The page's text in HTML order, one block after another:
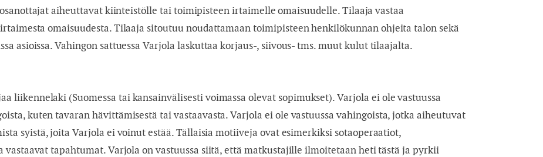
aiheuttavat kiinteistölle tai toimipisteen irtaimelle omaisuudelle. Tilaaja vastaa
omaisuudesta. Tilaaja sitoutuu noudattamaan toimipisteen henkilökunnan ohjeita talon sekä
asioissa. Vahingon sattuessa Varjola laskuttaa korjaus-, siivous- tms. muut kulut tilaajalta.
liikennelaki (Suomessa tai kansainvälisesti voimassa olevat sopimukset). Varjola ei ole vastuussa
kuten tavaran hävittämisestä tai vastaavasta. Varjola ei ole vastuussa vahingoista, jotka aiheutuvat
syistä, joita Varjola ei voinut estää. Tällaisia motiiveja ovat esimerkiksi sotaoperaatiot,
tapahtumat. Varjola on vastuussa siitä, että matkustajille ilmoitetaan heti tästä ja pyrkii